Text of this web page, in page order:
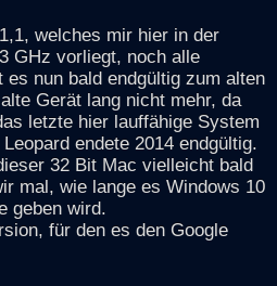
welches mir hier in der
GHz vorliegt, noch alle
nun bald endgültig zum alten
Gerät lang nicht mehr, da
letzte hier lauffähige System
endete 2014 endgültig.
32 Bit Mac vielleicht bald
mal, wie lange es Windows 10
geben wird.
für den es den Google